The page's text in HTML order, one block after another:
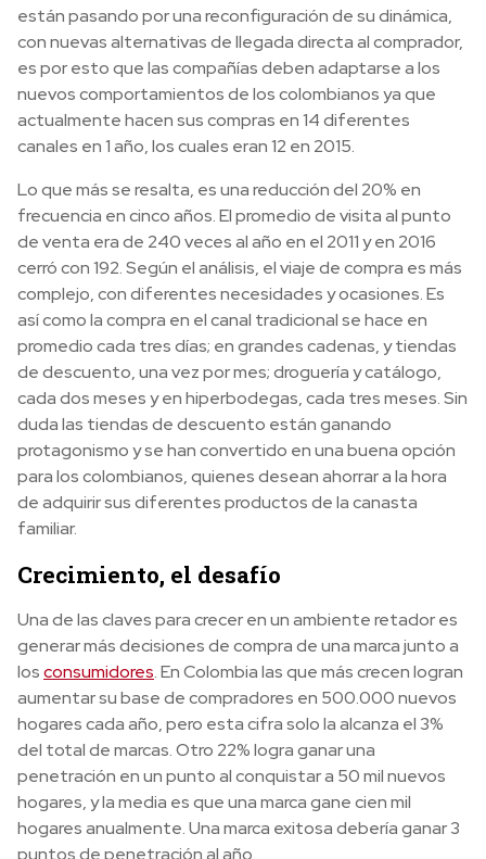
están pasando por una reconfiguración de su dinámica,
con nuevas alternativas de llegada directa al comprador,
es por esto que las compañías deben adaptarse a los
nuevos comportamientos de los colombianos ya que
actualmente hacen sus compras en 14 diferentes
canales en 1 año, los cuales eran 12 en 2015.
Lo que más se resalta, es una reducción del 20% en
frecuencia en cinco años. El promedio de visita al punto
de venta era de 240 veces al año en el 2011 y en 2016
cerró con 192. Según el análisis, el viaje de compra es más
complejo, con diferentes necesidades y ocasiones. Es
así como la compra en el canal tradicional se hace en
promedio cada tres días; en grandes cadenas, y tiendas
de descuento, una vez por mes; droguería y catálogo,
cada dos meses y en hiperbodegas, cada tres meses. Sin
duda las tiendas de descuento están ganando
protagonismo y se han convertido en una buena opción
para los colombianos, quienes desean ahorrar a la hora
de adquirir sus diferentes productos de la canasta
familiar.
Crecimiento, el desafío
Una de las claves para crecer en un ambiente retador es
generar más decisiones de compra de una marca junto a
losconsumidores. En Colombia las que más crecen logran
aumentar su base de compradores en 500.000 nuevos
hogares cada año, pero esta cifra solo la alcanza el 3%
del total de marcas. Otro 22% logra ganar una
penetración en un punto al conquistar a 50 mil nuevos
hogares, y la media es que una marca gane cien mil
hogares anualmente. Una marca exitosa debería ganar 3
puntos de penetración al año.